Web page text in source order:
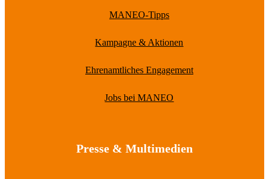
MANEO-Tipps
Kampagne & Aktionen
Ehrenamtliches Engagement
Jobs bei MANEO
Presse & Multimedien